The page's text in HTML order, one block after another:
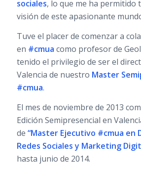
sociales, lo que me ha permitido
visión de este apasionante
Tuve el placer de comenzar a
en #cmua como profesor de
tenido el privilegio de ser el
Valencia de nuestro Master
#cmua.
El mes de noviembre de 2013
Edición Semipresencial en
de “Master Ejecutivo #cmua en
Redes Sociales y Marketing
hasta junio de 2014.